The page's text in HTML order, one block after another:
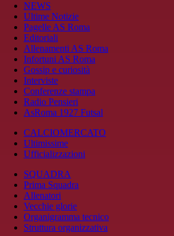
NEWS
Ultime Notizie
Pagelle AS Roma
Editoriali
Allenamenti AS Roma
Infortuni AS Roma
Gossip e curiosità
Interviste
Conferenze stampa
Radio Pensieri
AsRoma 1927 Futsal
CALCIOMERCATO
Ultimissime
Ufficializzazioni
SQUADRA
Prima Squadra
Allenatori
Vecchie glorie
Organigramma tecnico
Struttura organizzativa